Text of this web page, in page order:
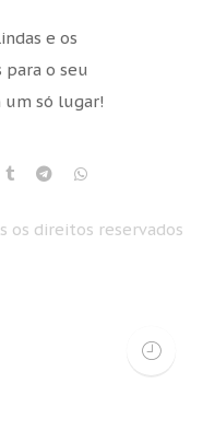
e os
para o seu
um só lugar!
os direitos reservados